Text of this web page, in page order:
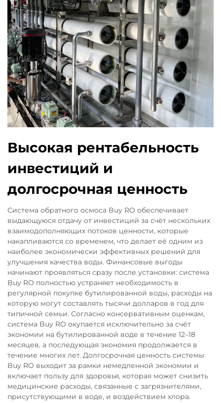
Высокая рентабельность
инвестиций и
долгосрочная ценность
Система обратного осмоса Buy RO обеспечивает
выдающуюся отдачу от инвестиций за счёт нескольких
взаимодополняющих потоков ценности, которые
накапливаются со временем, что делает её одним из
наиболее экономически эффективных решений для
улучшения качества воды. Финансовые выгоды
начинают проявляться сразу после установки: система
Buy RO полностью устраняет необходимость в
регулярной покупке бутилированной воды, расходы на
которую могут составлять тысячи долларов в год для
типичной семьи. Согласно консервативным оценкам,
система Buy RO окупается исключительно за счёт
экономии на бутилированной воде в течение 12–18
месяцев, а последующая экономия продолжается в
течение многих лет. Долгосрочная ценность системы
Buy RO выходит за рамки немедленной экономии и
включает пользу для здоровья, которая может снизить
медицинские расходы, связанные с загрязнителями,
присутствующими в воде, и воздействием хлора.